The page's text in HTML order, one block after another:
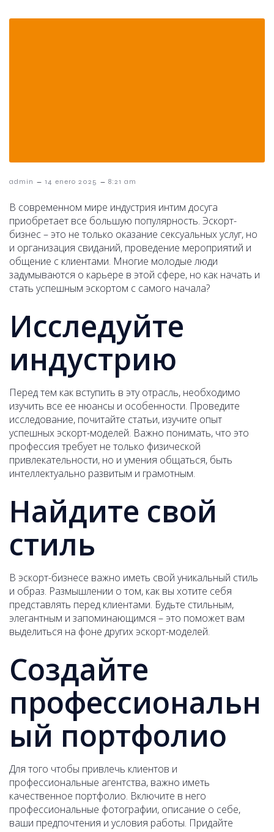
admin – 14 enero 2025 – 8:21 am
В современном мире индустрия интим досуга
приобретает все большую популярность. Эскорт-
бизнес – это не только оказание сексуальных услуг, но
и организация свиданий, проведение мероприятий и
общение с клиентами. Многие молодые люди
задумываются о карьере в этой сфере, но как начать и
стать успешным эскортом с самого начала?
Исследуйте
индустрию
Перед тем как вступить в эту отрасль, необходимо
изучить все ее нюансы и особенности. Проведите
исследование, почитайте статьи, изучите опыт
успешных эскорт-моделей. Важно понимать, что это
профессия требует не только физической
привлекательности, но и умения общаться, быть
интеллектуально развитым и грамотным.
Найдите свой
стиль
В эскорт-бизнесе важно иметь свой уникальный стиль
и образ. Размышлении о том, как вы хотите себя
представлять перед клиентами. Будьте стильным,
элегантным и запоминающимся – это поможет вам
выделиться на фоне других эскорт-моделей.
Создайте
профессиональн
ый портфолио
Для того чтобы привлечь клиентов и
профессиональные агентства, важно иметь
качественное портфолио. Включите в него
профессиональные фотографии, описание о себе,
ваши предпочтения и условия работы. Придайте